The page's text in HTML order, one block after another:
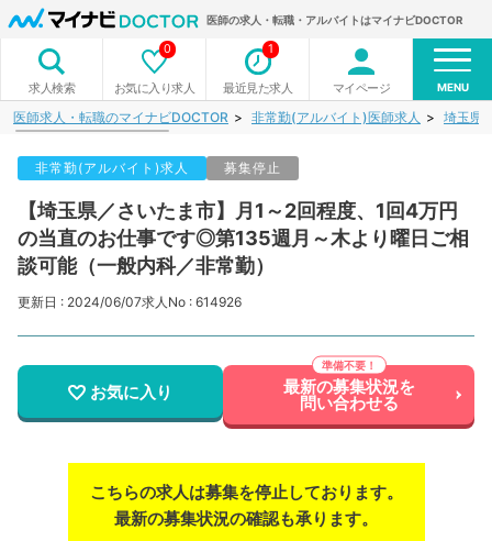
医師の求人・転職・アルバイトはマイナビDOCTOR
求人検索 お気に入り求人
0
最近見た求人
1
マイページ MENU
医師求人・転職のマイナビDOCTOR 非常勤(アルバイト)医師求人 埼玉県
非常勤(アルバイト)求人 募集停止
【埼玉県／さいたま市】月1～2回程度、1回4万円
の当直のお仕事です◎第135週月～木より曜日ご相
談可能（一般内科／非常勤）
更新日 : 2024/06/07求人No : 614926
お気に入り 最新の募集状況を
問い合わせる
こちらの求人は募集を停止しております。
最新の募集状況の確認も承ります。